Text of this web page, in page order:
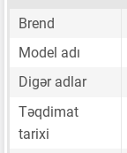
Brend
Model adı
Digər adlar
Təqdimat
tarixi